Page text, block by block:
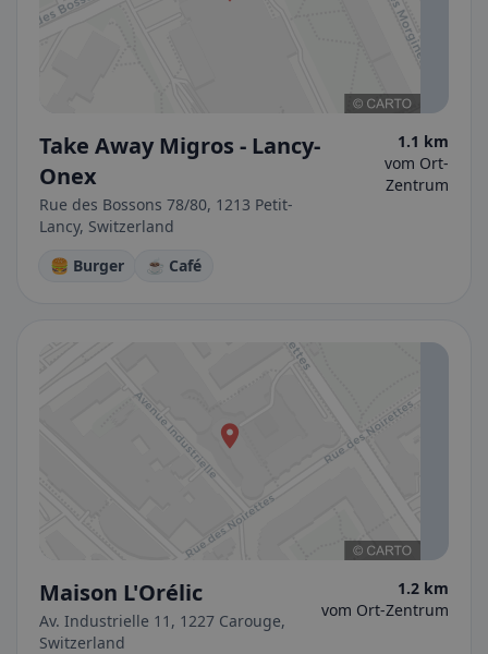
Take Away Migros - Lancy-
Onex
Rue des Bossons 78/80, 1213 Petit-
Lancy, Switzerland
1.1 km
vom Ort-
Zentrum
🍔 Burger ☕ Café
Maison L'Orélic
Av. Industrielle 11, 1227 Carouge,
Switzerland
1.2 km
vom Ort-Zentrum